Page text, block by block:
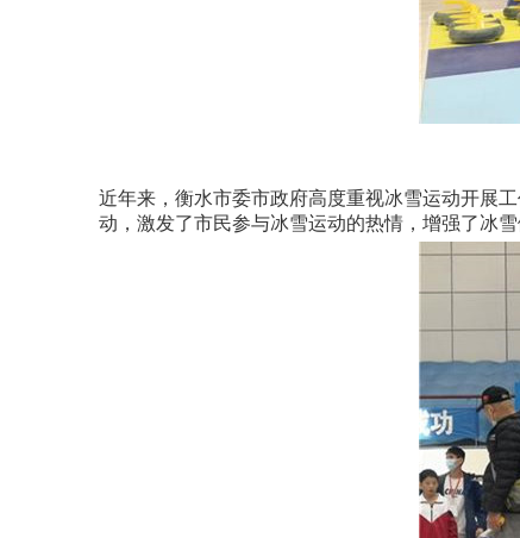
近年来，衡水市委市政府高度重视冰雪运动开展
动，激发了市民参与冰雪运动的热情，增强了冰雪